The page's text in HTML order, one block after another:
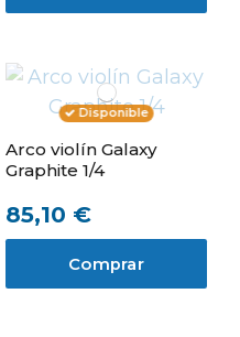
Disponible
Arco violín Galaxy
Graphite 1/4
85,10 €
Comprar